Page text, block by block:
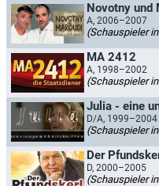
Novotny und
A, 2006–2007
(Schauspieler in
MA 2412
A, 1998–2002
(Schauspieler in
Julia - eine
D/A, 1999–2004
(Schauspieler in
Der
D, 2000–2005
(Schauspieler in